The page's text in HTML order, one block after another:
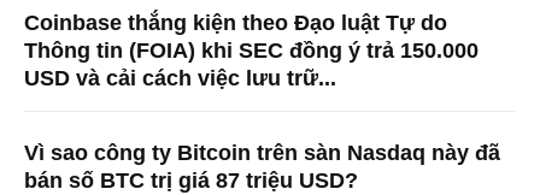
Coinbase thắng kiện theo Đạo luật Tự do
Thông tin (FOIA) khi SEC đồng ý trả 150.000
USD và cải cách việc lưu trữ...
Vì sao công ty Bitcoin trên sàn Nasdaq này đã
bán số BTC trị giá 87 triệu USD?